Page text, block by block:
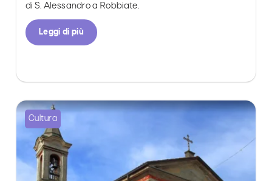
di S. Alessandro a Robbiate.
Leggi di più
Cultura